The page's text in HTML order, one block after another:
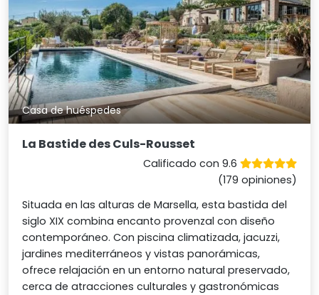
Casa de huéspedes
La Bastide des Culs-Rousset
Calificado con 9.6
(179 opiniones)
Situada en las alturas de Marsella, esta bastida del
siglo XIX combina encanto provenzal con diseño
contemporáneo. Con piscina climatizada, jacuzzi,
jardines mediterráneos y vistas panorámicas,
ofrece relajación en un entorno natural preservado,
cerca de atracciones culturales y gastronómicas